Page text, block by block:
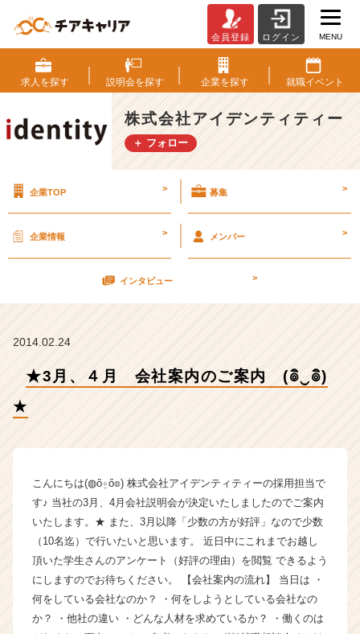
3
月、
４
月
会
社
ご
(๏
ิ
式
イ
ン
テ
ィ
ィ
ー
の
タ
イ
会員登録 ログイン MENU
求人を探す 説明会を探す 企業を探す 就職イベント
株式会社アイデンティティー
＋ フォロー
企業TOP > 募集 >
企業情報 > メンバー >
インタビュー >
2014.02.24
★3月、４月 会社案内のご案内 (๏ิ‿๏ิ)
★
こんにちは(◍ὅ⍛ὅ◍) 株式会社アイデンティティーの採用担当で
す♪ 当社の3月、4月会社説明会が決定いたしましたのでご案内
いたします。★ また、3月以降「少数の方が好評」なので少数
（10名迄）で行いたいと思います。 近日中にこれまでお越し
頂いた学生さんのアンケート（好評の理由）を閲覧 できるよう
にしますのでお待ちください。 【会社案内の流れ】 当日は ・
何をしている会社なのか？ ・何をしようとしている会社なの
か？ ・他社の違い ・どんな人材を求めているか？ ・働くのは